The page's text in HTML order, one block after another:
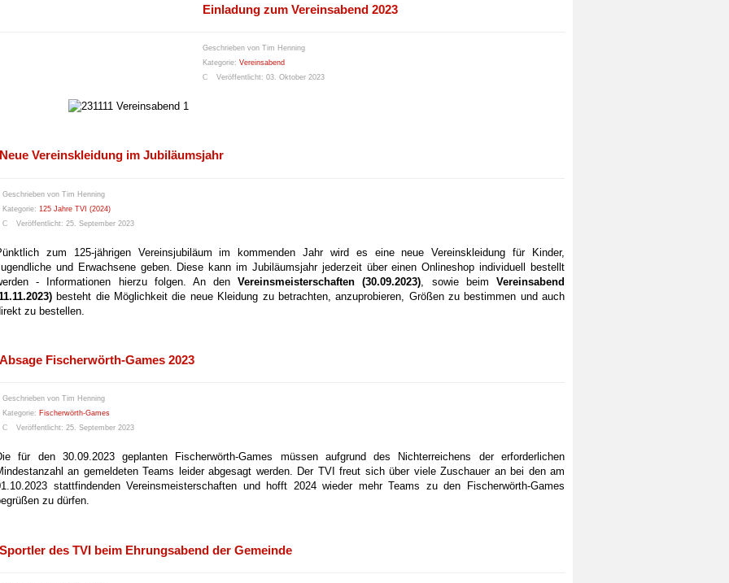
Einladung zum Vereinsabend 2023
Geschrieben von Tim Henning
Kategorie: Vereinsabend
Veröffentlicht: 03. Oktober 2023
Neue Vereinskleidung im Jubiläumsjahr
Geschrieben von Tim Henning
Kategorie: 125 Jahre TVI (2024)
Veröffentlicht: 25. September 2023
zum 125-jährigen Vereinsjubiläum im kommenden Jahr wird es eine neue Vereinskleidung für Kinder,
und Erwachsene geben. Diese kann im Jubiläumsjahr jederzeit über einen Onlineshop individuell bestellt
- Informationen hierzu folgen. An denVereinsmeisterschaften (30.09.2023) , sowie beimVereinsabend
besteht die Möglichkeit die neue Kleidung zu betrachten, anzuprobieren, Größen zu bestimmen und auch
zu bestellen.
Absage Fischerwörth-Games 2023
Geschrieben von Tim Henning
Kategorie: Fischerwörth-Games
Veröffentlicht: 25. September 2023
für den 30.09.2023 geplanten Fischerwörth-Games müssen aufgrund des Nichterreichens der erforderlichen
an gemeldeten Teams leider abgesagt werden. Der TVI freut sich über viele Zuschauer an bei den am
stattfindenden Vereinsmeisterschaften und hofft 2024 wieder mehr Teams zu den Fischerwörth-Games
zu dürfen.
Sportler des TVI beim Ehrungsabend der Gemeinde